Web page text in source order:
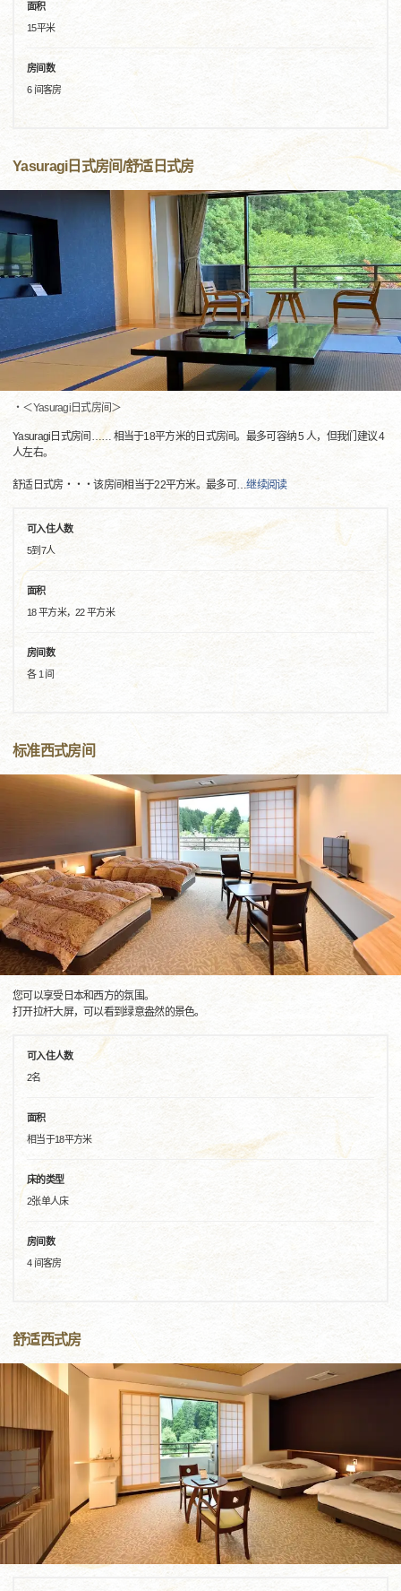
面积
15平米
房间数
6 间客房
Yasuragi日式房间/舒适日式房
・＜Yasuragi日式房间＞
Yasuragi日式房间…… 相当于18平方米的日式房间。最多可容纳 5 人，但我们建议 4
人左右。
舒适日式房・・・该房间相当于22平方米。最多可 …继续阅读
可入住人数
5到7人
面积
18 平方米，22 平方米
房间数
各 1 间
标准西式房间
您可以享受日本和西方的氛围。
打开拉杆大屏，可以看到绿意盎然的景色。
可入住人数
2名
面积
相当于18平方米
床的类型
2张单人床
房间数
4 间客房
舒适西式房